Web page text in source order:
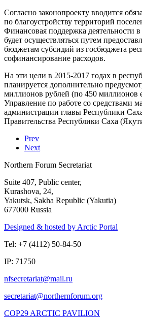
Согласно законопроекту вводится
по благоустройству территорий
Финансовая поддержка деятельности в
будет осуществляться путем
бюджетам субсидий из госбюджета
софинансирование расходов.
На эти цели в 2015-2017 годах в
планируется дополнительно
миллионов рублей (по 450 миллионов
Управление по работе со средствами
администрации главы Республики
Правительства Республики Саха
Prev
Next
Northern Forum Secretariat
Suite 407, Public center,
Kurashova, 24,
Yakutsk, Sakha Republic (Yakutia)
677000 Russia
Designed & hosted by Arctic Portal
Tel: +7 (4112) 50-84-50
IP: 71750
COP29 ARCTIC PAVILION